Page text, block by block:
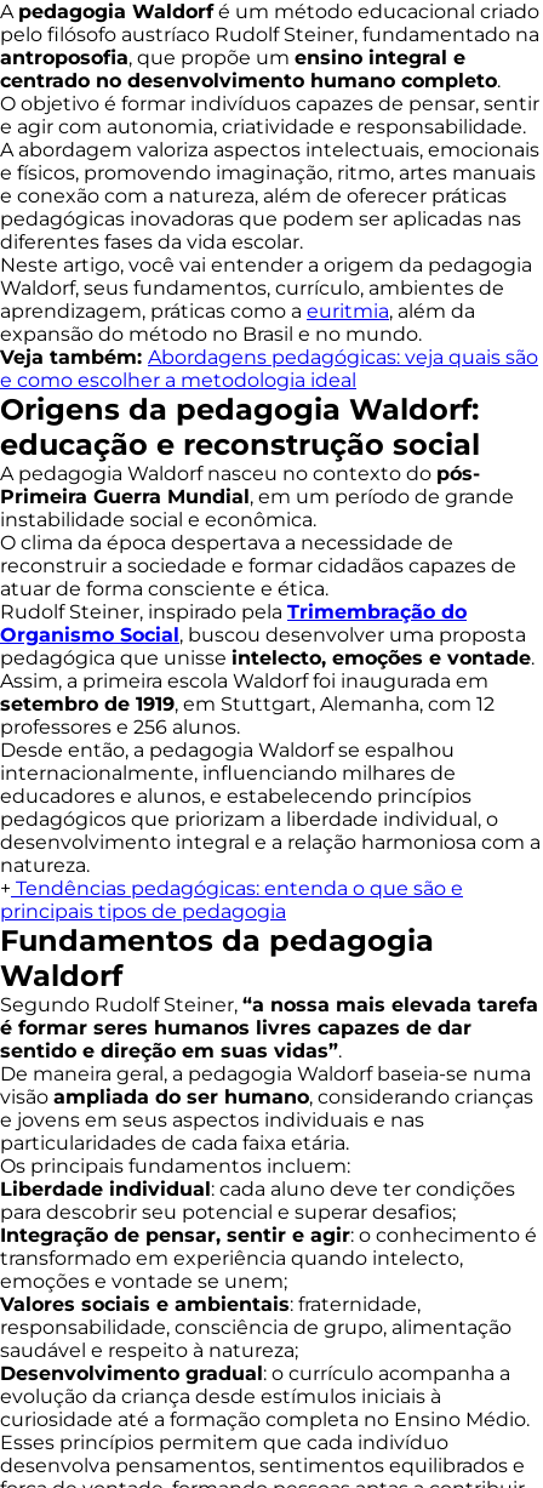
A pedagogia Waldorfé um método educacional criado
pelo filósofo austríaco Rudolf Steiner, fundamentado na
antroposofia, que propõe um ensino integral e
centrado no desenvolvimento humano completo.
O objetivo é formar indivíduos capazes de pensar, sentir
e agir com autonomia, criatividade e responsabilidade.
A abordagem valoriza aspectos intelectuais, emocionais
e físicos, promovendo imaginação, ritmo, artes manuais
e conexão com a natureza, além de oferecer práticas
pedagógicas inovadoras que podem ser aplicadas nas
diferentes fases da vida escolar.
Neste artigo, você vai entender a origem da pedagogia
Waldorf, seus fundamentos, currículo, ambientes de
aprendizagem, práticas como a euritmia, além da
expansão do método no Brasil e no mundo.
Veja também: Abordagens pedagógicas: veja quais são
e como escolher a metodologia ideal
Origens da pedagogia Waldorf:
educação e reconstrução social
A pedagogia Waldorf nasceu no contexto do pós-
Primeira Guerra Mundial, em um período de grande
instabilidade social e econômica.
O clima da época despertava a necessidade de
reconstruir a sociedade e formar cidadãos capazes de
atuar de forma consciente e ética.
Rudolf Steiner, inspirado pela Trimembração do
Organismo Social, buscou desenvolver uma proposta
pedagógica que unisse intelecto, emoções e vontade.
Assim, a primeira escola Waldorf foi inaugurada em
setembro de 1919, em Stuttgart, Alemanha, com 12
professores e 256 alunos.
Desde então, a pedagogia Waldorf se espalhou
internacionalmente, influenciando milhares de
educadores e alunos, e estabelecendo princípios
pedagógicos que priorizam a liberdade individual, o
desenvolvimento integral e a relação harmoniosa com a
natureza.
+ Tendências pedagógicas: entenda o que são e
principais tipos de pedagogia
Fundamentos da pedagogia
Waldorf
Segundo Rudolf Steiner, “a nossa mais elevada tarefa
é formar seres humanos livres capazes de dar
sentido e direção em suas vidas”.
De maneira geral, a pedagogia Waldorf baseia-se numa
visão ampliada do ser humano, considerando crianças
e jovens em seus aspectos individuais e nas
particularidades de cada faixa etária.
Os principais fundamentos incluem:
Liberdade individual: cada aluno deve ter condições
para descobrir seu potencial e superar desafios;
Integração de pensar, sentir e agir: o conhecimento é
transformado em experiência quando intelecto,
emoções e vontade se unem;
Valores sociais e ambientais: fraternidade,
responsabilidade, consciência de grupo, alimentação
saudável e respeito à natureza;
Desenvolvimento gradual: o currículo acompanha a
evolução da criança desde estímulos iniciais à
curiosidade até a formação completa no Ensino Médio.
Esses princípios permitem que cada indivíduo
desenvolva pensamentos, sentimentos equilibrados e